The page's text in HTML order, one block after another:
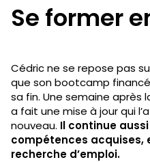
Se former
Cédric ne se repose pas
que son bootcamp
sa fin. Une semaine après
a fait une mise à jour qui
nouveau. Il continue
compétences acquises,
recherche d’emploi.